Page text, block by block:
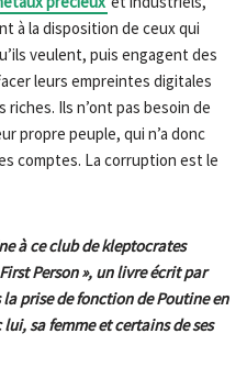
à la disposition de ceux qui
veulent, puis engagent des
leurs empreintes digitales
Ils n’ont pas besoin de
propre peuple, qui n’a donc
comptes. La corruption est le
à ce club de kleptocrates
Person », un livre écrit par
prise de fonction de Poutine en
sa femme et certains de ses